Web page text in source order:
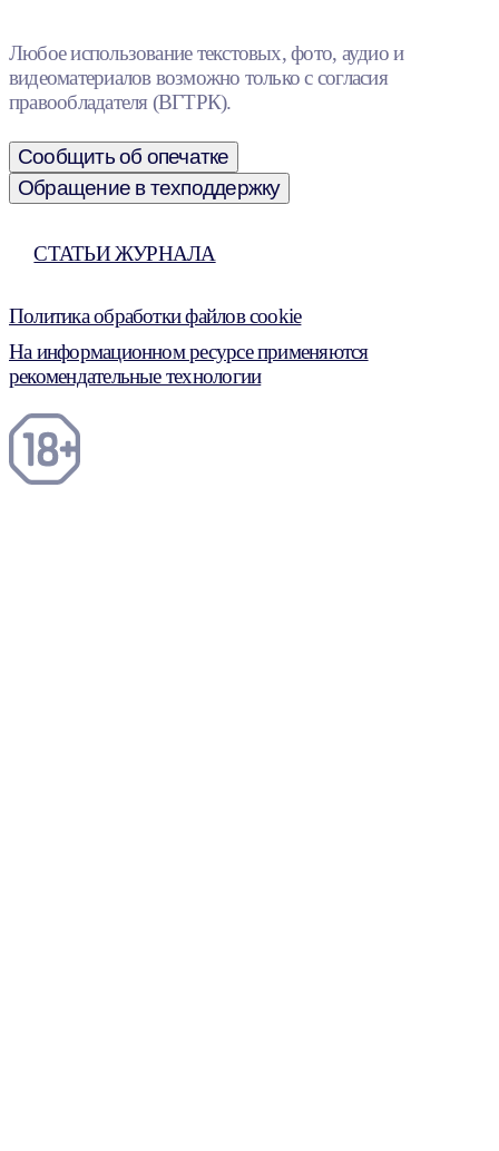
Любое использование текстовых, фото, аудио и
видеоматериалов возможно только с согласия
правообладателя (ВГТРК).
Сообщить об опечатке
Обращение в техподдержку
СТАТЬИ ЖУРНАЛА
Политика обработки файлов cookie
На информационном ресурсе применяются
рекомендательные технологии